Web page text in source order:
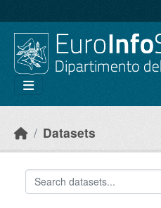
Datasets